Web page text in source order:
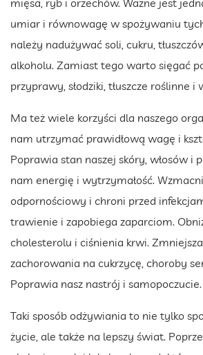
mięsa, ryb i orzechów. Ważne jest
umiar i równowagę w spożywaniu
należy nadużywać soli, cukru,
alkoholu. Zamiast tego warto sięgać
przyprawy, słodziki, tłuszcze roślinne i
Ma też wiele korzyści dla naszego
nam utrzymać prawidłową wagę i
Poprawia stan naszej skóry, włosów i
nam energię i wytrzymałość.
odpornościowy i chroni przed
trawienie i zapobiega zaparciom.
cholesterolu i ciśnienia krwi.
zachorowania na cukrzycę, choroby
Poprawia nasz nastrój i samopoczucie.
Taki sposób odżywiania to nie tylko
życie, ale także na lepszy świat.